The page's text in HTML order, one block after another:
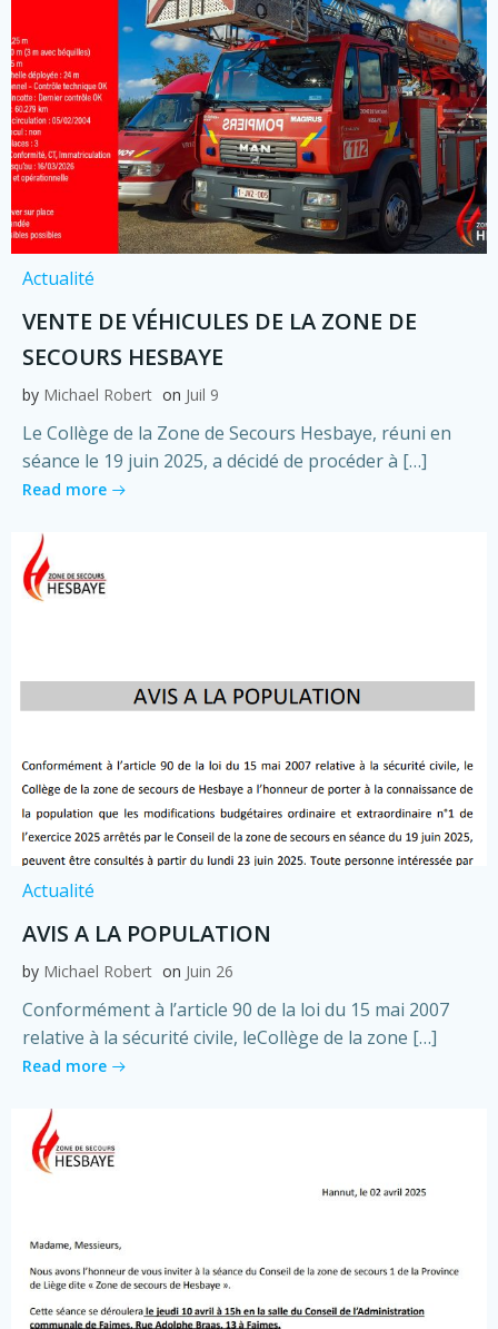
Actualité
VENTE DE VÉHICULES DE LA ZONE DE
SECOURS HESBAYE
by Michael Robert on Juil 9
Le Collège de la Zone de Secours Hesbaye, réuni en
séance le 19 juin 2025, a décidé de procéder à […]
Read more
Actualité
AVIS A LA POPULATION
by Michael Robert on Juin 26
Conformément à l’article 90 de la loi du 15 mai 2007
relative à la sécurité civile, leCollège de la zone […]
Read more